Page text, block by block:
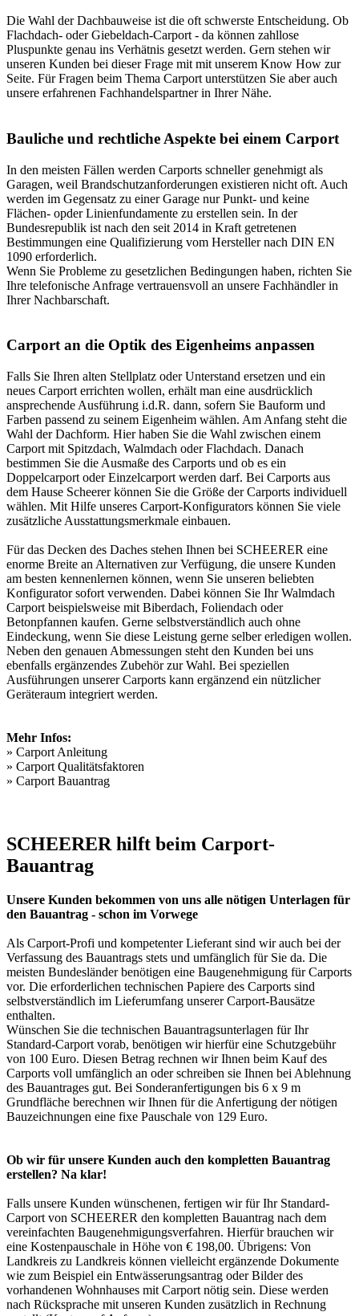
Die Wahl der Dachbauweise ist die oft schwerste Entscheidung. Ob
Flachdach- oder Giebeldach-Carport - da können zahllose
Pluspunkte genau ins Verhätnis gesetzt werden. Gern stehen wir
unseren Kunden bei dieser Frage mit mit unserem Know How zur
Seite. Für Fragen beim Thema Carport unterstützen Sie aber auch
unsere erfahrenen Fachhandelspartner in Ihrer Nähe.
Bauliche und rechtliche Aspekte bei einem Carport
In den meisten Fällen werden Carports schneller genehmigt als
Garagen, weil Brandschutzanforderungen existieren nicht oft. Auch
werden im Gegensatz zu einer Garage nur Punkt- und keine
Flächen- opder Linienfundamente zu erstellen sein. In der
Bundesrepublik ist nach den seit 2014 in Kraft getretenen
Bestimmungen eine Qualifizierung vom Hersteller nach DIN EN
1090 erforderlich.
Wenn Sie Probleme zu gesetzlichen Bedingungen haben, richten Sie
Ihre telefonische Anfrage vertrauensvoll an unsere Fachhändler in
Ihrer Nachbarschaft.
Carport an die Optik des Eigenheims anpassen
Falls Sie Ihren alten Stellplatz oder Unterstand ersetzen und ein
neues Carport errichten wollen, erhält man eine ausdrücklich
ansprechende Ausführung i.d.R. dann, sofern Sie Bauform und
Farben passend zu seinem Eigenheim wählen. Am Anfang steht die
Wahl der Dachform. Hier haben Sie die Wahl zwischen einem
Carport mit Spitzdach, Walmdach oder Flachdach. Danach
bestimmen Sie die Ausmaße des Carports und ob es ein
Doppelcarport oder Einzelcarport werden darf. Bei Carports aus
dem Hause Scheerer können Sie die Größe der Carports individuell
wählen. Mit Hilfe unseres Carport-Konfigurators können Sie viele
zusätzliche Ausstattungsmerkmale einbauen.
Für das Decken des Daches stehen Ihnen bei SCHEERER eine
enorme Breite an Alternativen zur Verfügung, die unsere Kunden
am besten kennenlernen können, wenn Sie unseren beliebten
Konfigurator sofort verwenden. Dabei können Sie Ihr Walmdach
Carport beispielsweise mit Biberdach, Foliendach oder
Betonpfannen kaufen. Gerne selbstverständlich auch ohne
Eindeckung, wenn Sie diese Leistung gerne selber erledigen wollen.
Neben den genauen Abmessungen steht den Kunden bei uns
ebenfalls ergänzendes Zubehör zur Wahl. Bei speziellen
Ausführungen unserer Carports kann ergänzend ein nützlicher
Geräteraum integriert werden.
Mehr Infos:
» Carport Anleitung
» Carport Qualitätsfaktoren
» Carport Bauantrag
SCHEERER hilft beim Carport-
Bauantrag
Unsere Kunden bekommen von uns alle nötigen Unterlagen für
den Bauantrag - schon im Vorwege
Als Carport-Profi und kompetenter Lieferant sind wir auch bei der
Verfassung des Bauantrags stets und umfänglich für Sie da. Die
meisten Bundesländer benötigen eine Baugenehmigung für Carports
vor. Die erforderlichen technischen Papiere des Carports sind
selbstverständlich im Lieferumfang unserer Carport-Bausätze
enthalten.
Wünschen Sie die technischen Bauantragsunterlagen für Ihr
Standard-Carport vorab, benötigen wir hierfür eine Schutzgebühr
von 100 Euro. Diesen Betrag rechnen wir Ihnen beim Kauf des
Carports voll umfänglich an oder schreiben sie Ihnen bei Ablehnung
des Bauantrages gut. Bei Sonderanfertigungen bis 6 x 9 m
Grundfläche berechnen wir Ihnen für die Anfertigung der nötigen
Bauzeichnungen eine fixe Pauschale von 129 Euro.
Ob wir für unsere Kunden auch den kompletten Bauantrag
erstellen? Na klar!
Falls unsere Kunden wünschenen, fertigen wir für Ihr Standard-
Carport von SCHEERER den kompletten Bauantrag nach dem
vereinfachten Baugenehmigungsverfahren. Hierfür brauchen wir
eine Kostenpauschale in Höhe von € 198,00. Übrigens: Von
Landkreis zu Landkreis können vielleicht ergänzende Dokumente
wie zum Beispiel ein Entwässerungsantrag oder Bilder des
vorhandenen Wohnhauses mit Carport nötig sein. Diese werden
nach Rücksprache mit unseren Kunden zusätzlich in Rechnung